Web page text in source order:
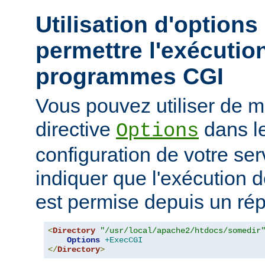
Utilisation
permettre
programmes CGI
Vous pouvez utiliser de
directive Options dans
configuration de votre
indiquer que l'exécution
est permise depuis un
<Directory
"/usr/local/apache2/htdocs/somedir"
Options +ExecCGI
</Directory>